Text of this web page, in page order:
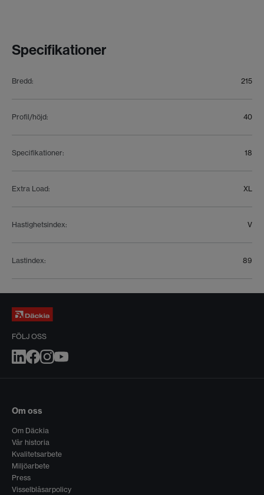
Specifikationer
Bredd: 215
Profil/höjd: 40
Specifikationer: 18
Extra Load: XL
Hastighetsindex: V
Lastindex: 89
FÖLJ OSS
Om oss
Om Däckia
Vår historia
Kvalitetsarbete
Miljöarbete
Press
Visselblåsarpolicy